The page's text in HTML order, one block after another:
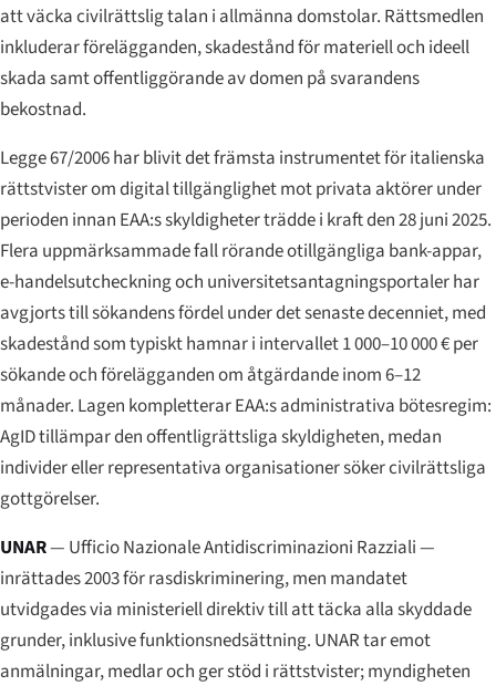
att väcka civilrättslig talan i allmänna domstolar. Rättsmedlen
inkluderar förelägganden, skadestånd för materiell och ideell
skada samt offentliggörande av domen på svarandens
bekostnad.
Legge 67/2006 har blivit det främsta instrumentet för italienska
rättstvister om digital tillgänglighet mot privata aktörer under
perioden innan EAA:s skyldigheter trädde i kraft den 28 juni 2025.
Flera uppmärksammade fall rörande otillgängliga bank-appar,
e-handelsutcheckning och universitetsantagningsportaler har
avgjorts till sökandens fördel under det senaste decenniet, med
skadestånd som typiskt hamnar i intervallet 1 000–10 000 € per
sökande och förelägganden om åtgärdande inom 6–12
månader. Lagen kompletterar EAA:s administrativa bötesregim:
AgID tillämpar den offentligrättsliga skyldigheten, medan
individer eller representativa organisationer söker civilrättsliga
gottgörelser.
UNAR— Ufficio Nazionale Antidiscriminazioni Razziali—
inrättades 2003 för rasdiskriminering, men mandatet
utvidgades via ministeriell direktiv till att täcka alla skyddade
grunder, inklusive funktionsnedsättning. UNAR tar emot
anmälningar, medlar och ger stöd i rättstvister; myndigheten